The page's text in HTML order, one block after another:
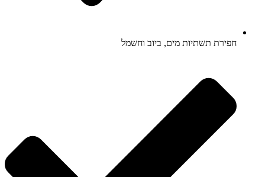
חפירת תשתיות מים, ביוב וחשמל